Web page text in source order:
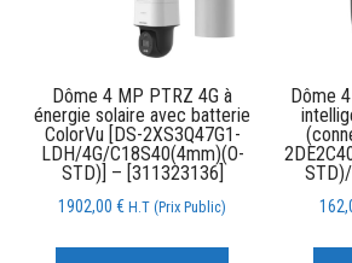
Dôme 4 MP PTRZ 4G à
énergie solaire avec batterie
ColorVu [DS-2XS3Q47G1-
LDH/4G/C18S40(4mm)(O-
STD)] – [311323136]
1902,00€ H.T (Prix Public)
Dôme